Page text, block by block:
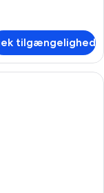
tilgængelighed